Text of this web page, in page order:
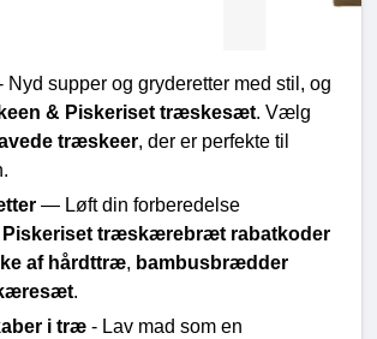
Nyd supper og gryderetter med stil, og
& Piskeriset træskesæt. Vælg
træskeer, der er perfekte til
— Løft din forberedelse
Piskeriset træskærebræt rabatkoder
af hårdttræ, bambusbrædder
.
i træ - Lav mad som en